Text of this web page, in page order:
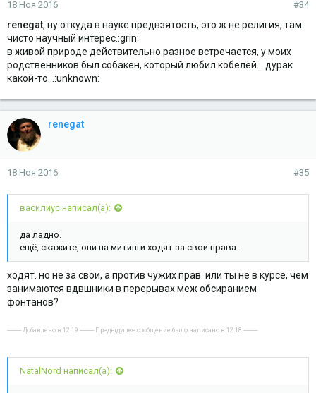
18 Ноя 2016 #34
renegat, ну откуда в науке предвзятость, это ж не религия, там
чисто научный интерес.:grin:
в живой природе действительно разное встречается, у моих
родственников был собакен, который любил кобелей... дурак
какой-то...:unknown:
renegat
18 Ноя 2016 #35
василиус написал(а):
да ладно.
ещё, скажите, они на митинги ходят за свои права.
ходят. но не за свои, а против чужих прав. или ты не в курсе, чем
занимаются вдвшники в перерывах меж обсиранием
фонтанов?
---------- Добавлено в 12:19 ---------- Предыдущее сообщение было написано в 12:18 ----------
NatalNord написал(а):